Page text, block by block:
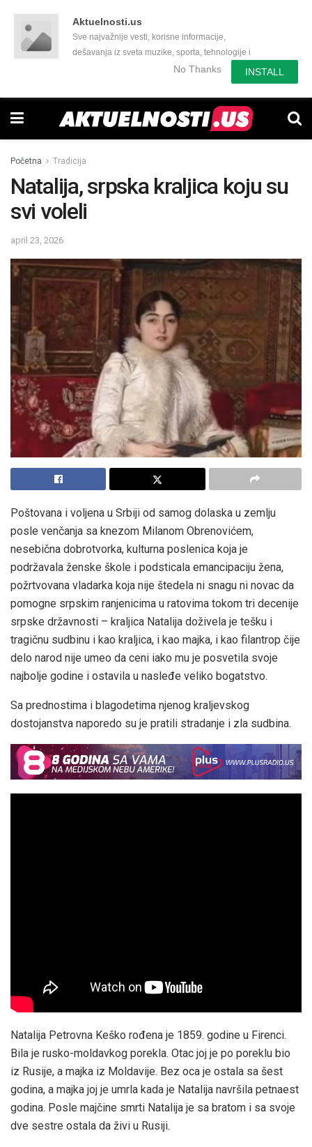
Aktuelnosti.us
Sve najvažnije vesti, korisne informacije,
dešavanja iz sveta muzike, sporta, tehnologije i
još mnogo toga zanimljivog.No Thanks INSTALL
Početna Tradicija
Natalija, srpska kraljica koju su
svi voleli
april 23, 2026
Poštovana i voljena u Srbiji od samog dolaska u zemlju
posle venčanja sa knezom Milanom Obrenovićem,
nesebična dobrotvorka, kulturna poslenica koja je
podržavala ženske škole i podsticala emancipaciju žena,
požrtvovana vladarka koja nije štedela ni snagu ni novac da
pomogne srpskim ranjenicima u ratovima tokom tri decenije
srpske državnosti – kraljica Natalija doživela je tešku i
tragičnu sudbinu i kao kraljica, i kao majka, i kao filantrop čije
delo narod nije umeo da ceni iako mu je posvetila svoje
najbolje godine i ostavila u nasleđe veliko bogatstvo.
Sa prednostima i blagodetima njenog kraljevskog
dostojanstva naporedo su je pratili stradanje i zla sudbina.
Natalija Petrovna Keško rođena je 1859. godine u Firenci.
Bila je rusko-moldavkog porekla. Otac joj je po poreklu bio
iz Rusije, a majka iz Moldavije. Bez oca je ostala sa šest
godina, a majka joj je umrla kada je Natalija navršila petnaest
godina. Posle majčine smrti Natalija je sa bratom i sa svoje
dve sestre ostala da živi u Rusiji.